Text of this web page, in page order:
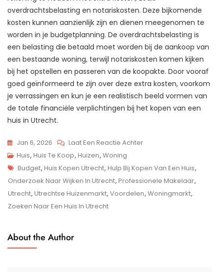
overdrachtsbelasting en notariskosten. Deze bijkomende
kosten kunnen aanzienlijk zijn en dienen meegenomen te
worden in je budgetplanning. De overdrachtsbelasting is
een belasting die betaald moet worden bij de aankoop van
een bestaande woning, terwijl notariskosten komen kijken
bij het opstellen en passeren van de koopakte. Door vooraf
goed geïnformeerd te zijn over deze extra kosten, voorkom
je verrassingen en kun je een realistisch beeld vormen van
de totale financiële verplichtingen bij het kopen van een
huis in Utrecht.
Jan 6, 2026 Laat Een Reactie AchterOp
Tips
Voor
Het
Huis, Huis Te Koop, Huizen, Woning
Tags
Budget, Huis Kopen Utrecht, Hulp Bij Kopen Van Een Huis,
Onderzoek Naar Wijken In Utrecht, Professionele Makelaar,
Utrecht, Utrechtse Huizenmarkt, Voordelen, Woningmarkt,
Zoeken Naar Een Huis In Utrecht
About the Author